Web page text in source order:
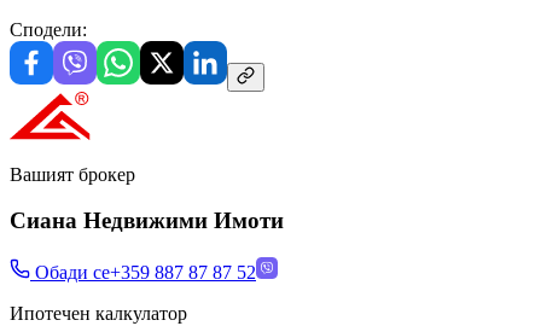
Сподели:
Вашият брокер
Сиана Недвижими Имоти
Обади се+359 887 87 87 52
Ипотечен калкулатор